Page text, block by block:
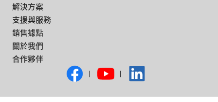
解決方案
支援與服務
銷售據點
關於我們
合作夥伴